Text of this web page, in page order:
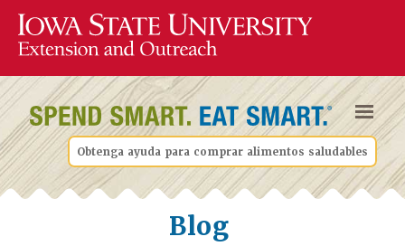
Obtenga ayuda para comprar alimentos saludables
Blog